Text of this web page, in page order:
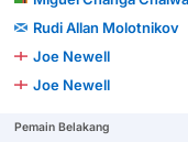
Rudi Allan Molotnikov
Joe Newell
Joe Newell
Pemain Belakang